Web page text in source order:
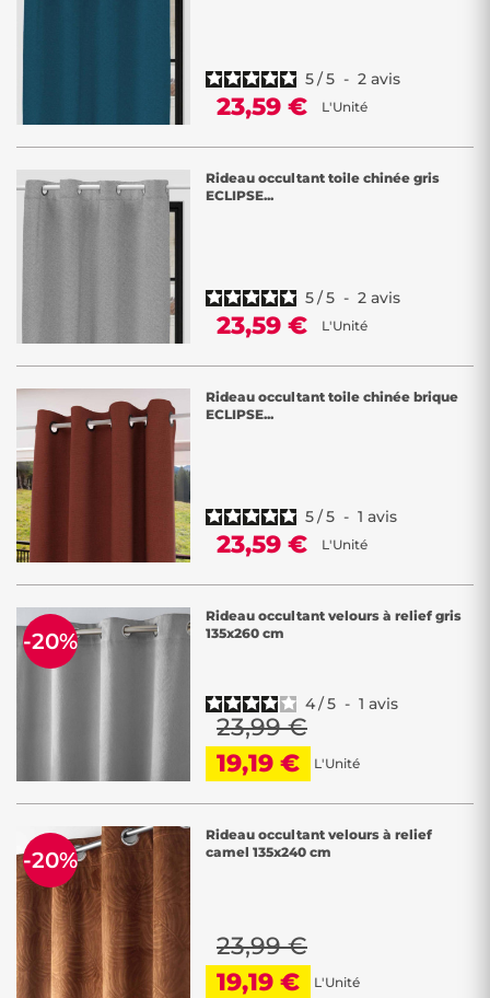
5/5 - 2 avis
23,59 € L'Unité
Rideau occultant toile chinée gris
ECLIPSE...
5/5 - 2 avis
23,59 € L'Unité
Rideau occultant toile chinée brique
ECLIPSE...
5/5 - 1 avis
23,59 € L'Unité
Rideau occultant velours à relief gris
135x260 cm
4/5 - 1 avis
23,99 €
19,19 €
L'Unité
-20%
Rideau occultant velours à relief
camel 135x240 cm
23,99 €
19,19 €
L'Unité
-20%